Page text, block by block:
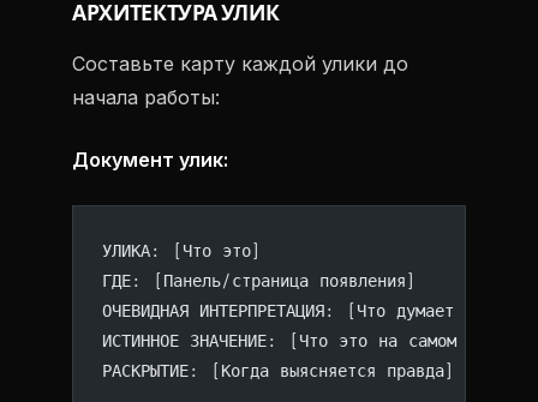
АРХИТЕКТУРА УЛИК
Составьте карту каждой улики до
начала работы:
Документ улик:
УЛИКА: [Что это]
ГДЕ: [Панель/страница появления]
ОЧЕВИДНАЯ ИНТЕРПРЕТАЦИЯ: [Что думает
ИСТИННОЕ ЗНАЧЕНИЕ: [Что это на самом деле
РАСКРЫТИЕ: [Когда выясняется правда]